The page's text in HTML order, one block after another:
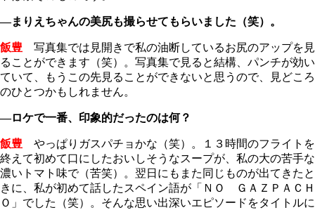
―まりえちゃんの美尻も撮らせてもらいました（笑）。
飯豊 写真集では見開きで私の油断しているお尻のアップを見
ることができます（笑）。写真集で見ると結構、パンチが効い
ていて、もうこの先見ることができないと思うので、見どころ
のひとつかもしれません。
―ロケで一番、印象的だったのは何？
飯豊 やっぱりガスパチョかな（笑）。１３時間のフライトを
終えて初めて口にしたおいしそうなスープが、私の大の苦手な
濃いトマト味で（苦笑）。翌日にもまた同じものが出てきたと
きに、私が初めて話したスペイン語が「ＮＯ ＧＡＺＰＡＣＨ
Ｏ」でした（笑）。そんな思い出深いエピソードをタイトルに